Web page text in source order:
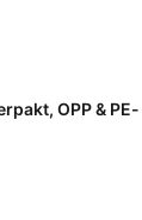
OPP & PE-